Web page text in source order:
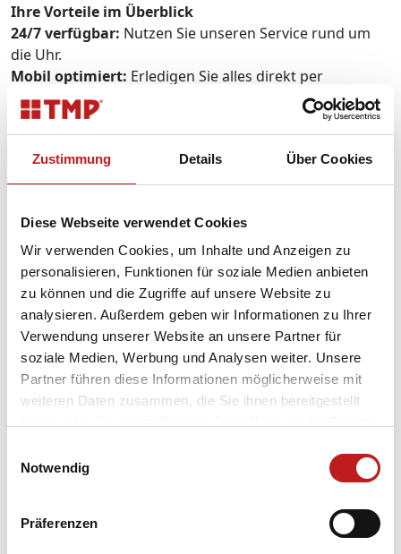
Zustimmung Details Über Cookies
Diese Webseite verwendet Cookies
Wir verwenden Cookies, um Inhalte und Anzeigen zu
personalisieren, Funktionen für soziale Medien anbieten
zu können und die Zugriffe auf unsere Website zu
analysieren. Außerdem geben wir Informationen zu Ihrer
Verwendung unserer Website an unsere Partner für
soziale Medien, Werbung und Analysen weiter. Unsere
Partner führen diese Informationen möglicherweise mit
weiteren Daten zusammen, die Sie ihnen bereitgestellt
Datenschutz
Notwendig
Präferenzen
Ihre Vorteile im Überblick
24/7 verfügbar: Nutzen Sie unseren Service rund um
die Uhr.
Mobil optimiert: Erledigen Sie alles direkt per
Smarphone.
Bequem:Sparen Sie Zeit, scannen Sie einfach den QR-
Code.
Was ist mit Fenstern und Türen
ohne Service-QR-Code?
Kein Problem. Auch wenn Ihre TMP Elemente noch
nicht mit einem individuellen QR-Code ausgestattet
sind, können Sie unser Serviceportal vollumfänglich
nutzen. Alle TMP Fenster und Türen, dieseit
2003 hergestelltwurden, sind in unserem
So nutzen Sie das TMP Serviceportal ohne Service-QR-
Geben Sie einfach manuell die
sechs- bis siebenstellige
im Serviceportal ein. Sie finden Ihre